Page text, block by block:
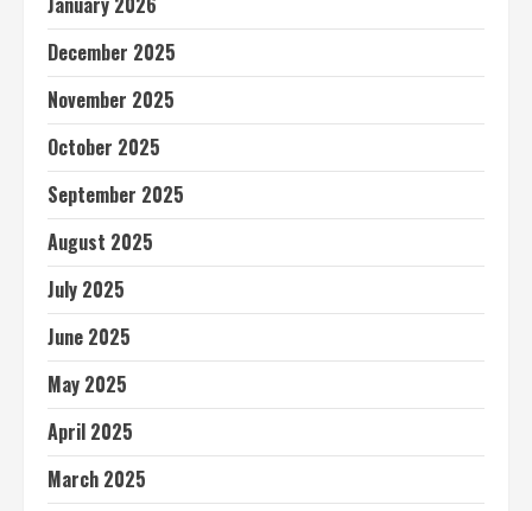
December 2025
November 2025
October 2025
September 2025
August 2025
July 2025
June 2025
May 2025
April 2025
March 2025